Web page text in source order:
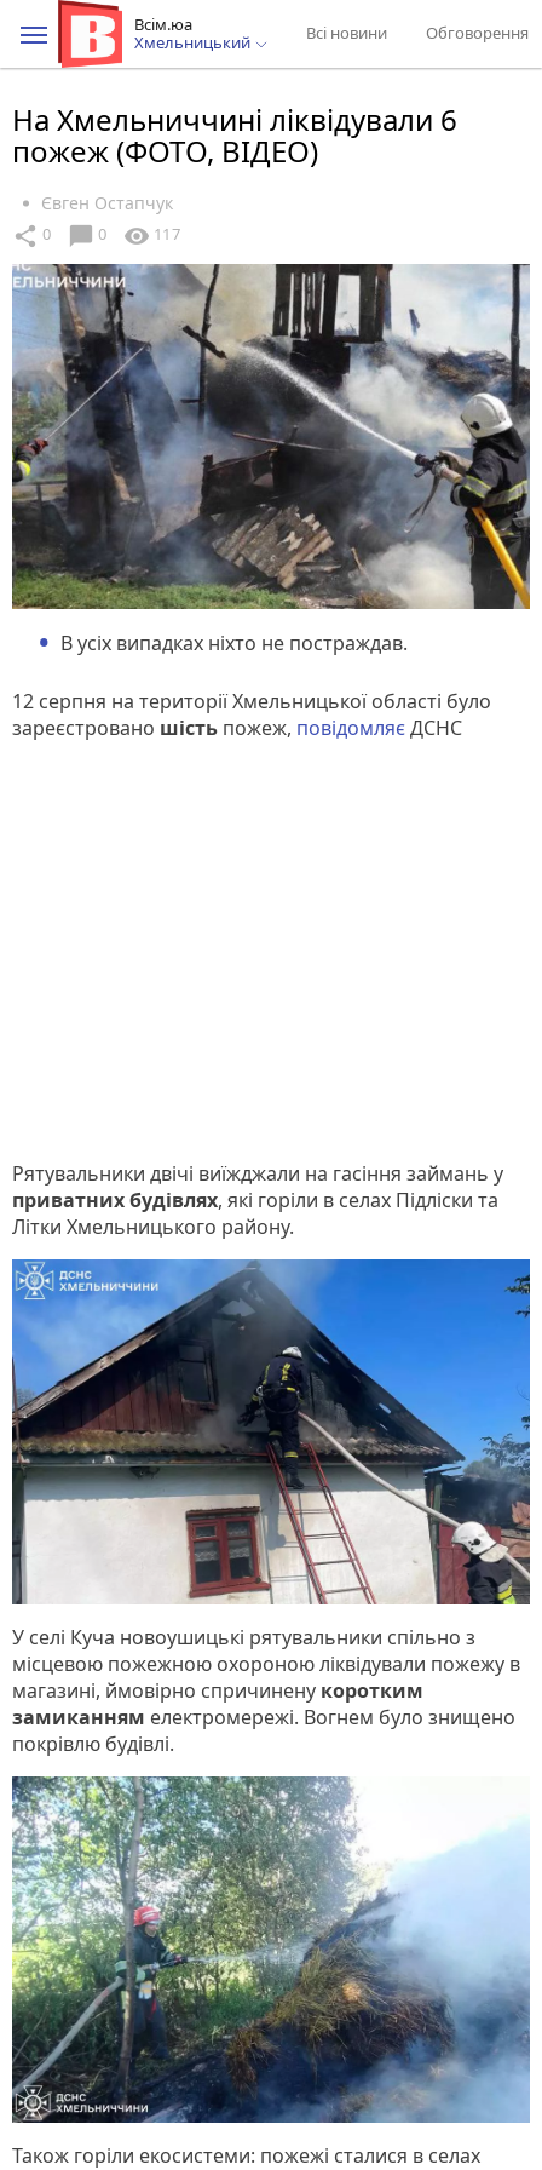
Всім.юа
Хмельницький
Всі новини Обговорення
На Хмельниччині ліквідували 6
пожеж (ФОТО, ВІДЕО)
Євген Остапчук
share 0 chat_bubble 0 visibility 117
В усіх випадках ніхто не постраждав.
12 серпня на території Хмельницької області було
зареєстровано шість пожеж, повідомляєДСНС
Рятувальники двічі виїжджали на гасіння займань у
приватних будівлях, які горіли в селах Підліски та
Літки Хмельницького району.
У селі Куча новоушицькі рятувальники спільно з
місцевою пожежною охороною ліквідували пожежу в
магазині, ймовірно спричинену коротким
замиканням електромережі. Вогнем було знищено
покрівлю будівлі.
Також горіли екосистеми: пожежі сталися в селах